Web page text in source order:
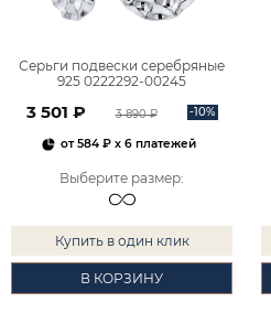
Серьги подвески серебряные
925 0222292-00245
3 501 ₽ 3 890 ₽ -10%
от584 ₽ x 6 платежей
Выберите размер:
Купить в один клик
В КОРЗИНУ